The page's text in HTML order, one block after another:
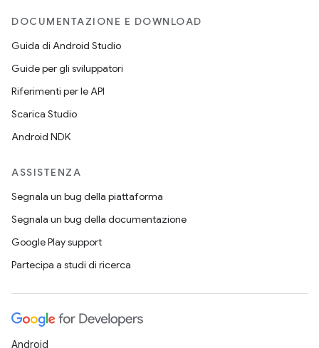
DOCUMENTAZIONE E DOWNLOAD
Guida di Android Studio
Guide per gli sviluppatori
Riferimenti per le API
Scarica Studio
Android NDK
ASSISTENZA
Segnala un bug della piattaforma
Segnala un bug della documentazione
Google Play support
Partecipa a studi di ricerca
Android